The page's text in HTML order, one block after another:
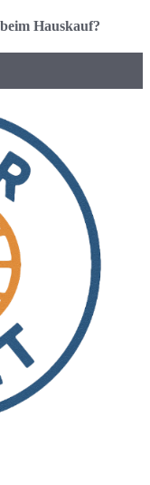
Hauskauf?